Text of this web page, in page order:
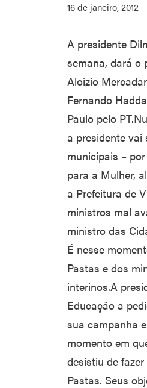
16 de janeiro, 2012
A presidente
semana, dará o
Aloizio
Fernando
Paulo pelo
a presidente
municipais –
para a Mulher,
a Prefeitura de
ministros mal
ministro das
É nesse
Pastas e dos
interinos.A
Educação a
sua campanha
momento em
desistiu de
Pastas. Seus